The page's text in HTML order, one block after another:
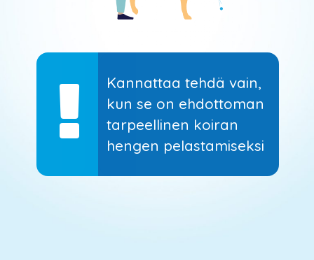
!
Kannattaa tehdä vain,
kun se on ehdottoman
tarpeellinen koiran
hengen pelastamiseksi